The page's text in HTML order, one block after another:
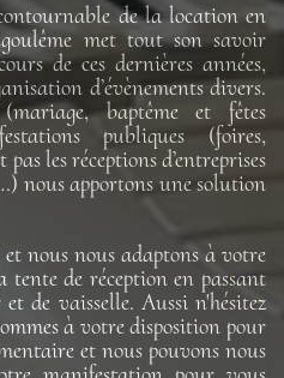
de la location en
met tout son savoir
de ces dernières années,
d’évènements divers.
baptême et fêtes
publiques (foires,
les réceptions d’entreprises
nous apportons une solution
nous nous adaptons à votre
tente de réception en passant
de vaisselle. Aussi n'hésitez
à votre disposition pour
et nous pouvons nous